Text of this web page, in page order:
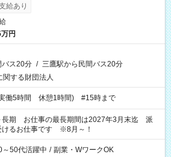
給あり
円
バス20分 / 三鷹駅から民間バス20分
関する財団法人
働5時間 休憩1時間) #15時まで
長期 お仕事の最長期間は2027年3月末迄 派
けるお仕事です ※8月～！
～50代活躍中 / 副業・WワークOK